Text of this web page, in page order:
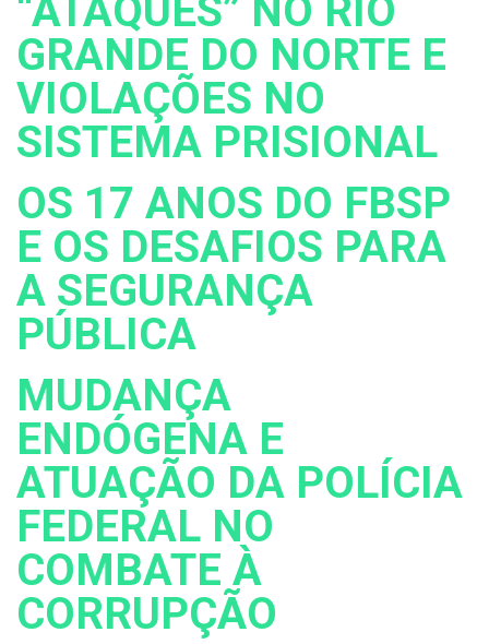
“ATAQUES” NO RIO
GRANDE DO NORTE E
VIOLAÇÕES NO
SISTEMA PRISIONAL
OS 17 ANOS DO FBSP
E OS DESAFIOS PARA
A SEGURANÇA
PÚBLICA
MUDANÇA
ENDÓGENA E
ATUAÇÃO DA POLÍCIA
FEDERAL NO
COMBATE À
CORRUPÇÃO